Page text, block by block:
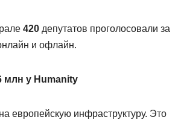
420 депутатов проголосовали за
и офлайн.
млн у Humanity
европейскую инфраструктуру. Это